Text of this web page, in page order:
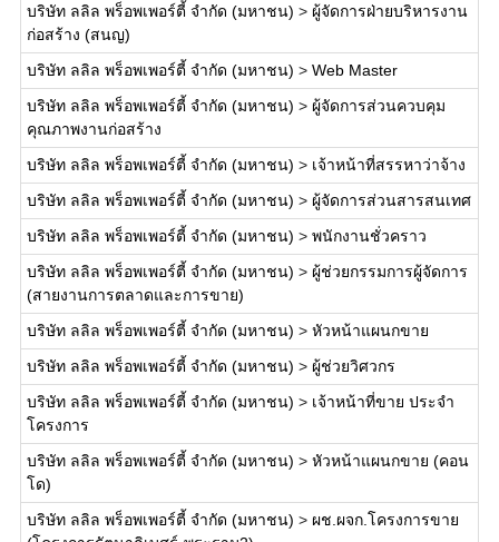
บริษัท ลลิล พร็อพเพอร์ตี้ จำกัด (มหาชน) > ผู้จัดการฝ่ายบริหารงาน
ก่อสร้าง (สนญ)
บริษัท ลลิล พร็อพเพอร์ตี้ จำกัด (มหาชน) > Web Master
บริษัท ลลิล พร็อพเพอร์ตี้ จำกัด (มหาชน) > ผู้จัดการส่วนควบคุม
คุณภาพงานก่อสร้าง
บริษัท ลลิล พร็อพเพอร์ตี้ จำกัด (มหาชน) > เจ้าหน้าที่สรรหาว่าจ้าง
บริษัท ลลิล พร็อพเพอร์ตี้ จำกัด (มหาชน) > ผู้จัดการส่วนสารสนเทศ
บริษัท ลลิล พร็อพเพอร์ตี้ จำกัด (มหาชน) > พนักงานชั่วคราว
บริษัท ลลิล พร็อพเพอร์ตี้ จำกัด (มหาชน) > ผู้ช่วยกรรมการผู้จัดการ
(สายงานการตลาดและการขาย)
บริษัท ลลิล พร็อพเพอร์ตี้ จำกัด (มหาชน) > หัวหน้าแผนกขาย
บริษัท ลลิล พร็อพเพอร์ตี้ จำกัด (มหาชน) > ผู้ช่วยวิศวกร
บริษัท ลลิล พร็อพเพอร์ตี้ จำกัด (มหาชน) > เจ้าหน้าที่ขาย ประจำ
โครงการ
บริษัท ลลิล พร็อพเพอร์ตี้ จำกัด (มหาชน) > หัวหน้าแผนกขาย (คอน
โด)
บริษัท ลลิล พร็อพเพอร์ตี้ จำกัด (มหาชน) > ผช.ผจก.โครงการขาย